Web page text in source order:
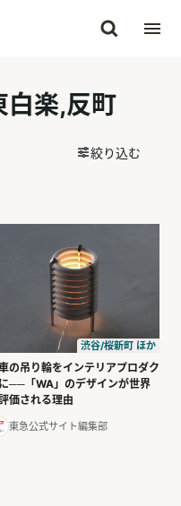
白楽,反町
絞り込む
渋谷/桜新町 ほか
の吊り輪をインテリアプロダク
に──「WA」のデザインが世界
価される理由
東急公式サイト編集部